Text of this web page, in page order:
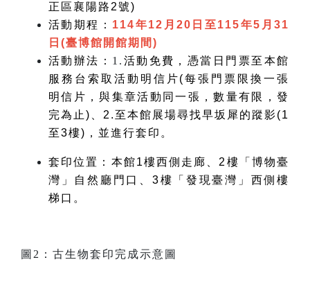
正區襄陽路2號)
活動期程： 114年12 月20日至115年5 月 31
日 (臺博館開館期間 )
活動辦法： 1. 活動免費，憑當日門票至本館
服務台索取活動明信片(每張門票限換一張
明信片，與集章活動同一張，數量有限，發
完為止 )、2.至本館展場尋找早坂犀的蹤影(1
至3樓)，並進行套印。
套印位置：本館1樓西側走廊、2樓「博物臺
灣」自然廳門口、3樓「發現臺灣」西側樓
梯口。
圖2：古生物套印完成示意圖